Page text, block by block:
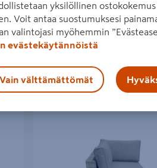
Kulmaosa Cello Easy 77x77x64cm
yksilöllinen ostokokemus
Voit antaa suostumuksesi
valintojasi myöhemmin
evästekäytännöistä
Vain välttämättömät